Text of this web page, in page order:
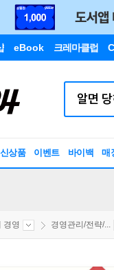
eBook 크레마클럽
신상품 이벤트 바이백 매
경영 경영관리/전략/...